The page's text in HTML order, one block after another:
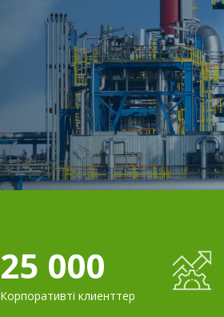
25 000
Корпоративті клиенттер